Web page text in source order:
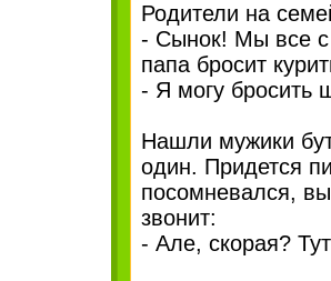
Родители на
- Сынок! Мы все с
папа бросит
- Я могу бросить
Нашли мужики
один. Придется
посомневался,
звонит:
- Але, скорая?